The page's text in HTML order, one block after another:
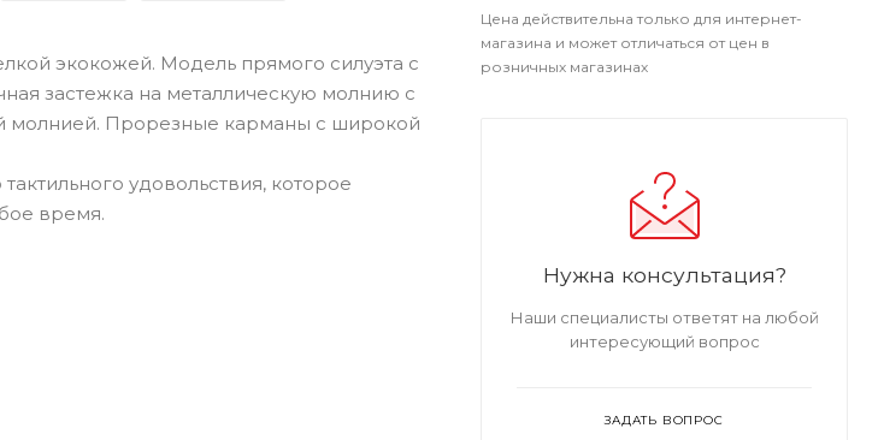
экокожей. Модель прямого силуэта с
застежка на металлическую молнию с
молнией. Прорезные карманы с широкой
удовольствия, которое
время.
Цена действительна только для интернет-
магазина и может отличаться от цен в
розничных магазинах
Нужна консультация?
Наши специалисты ответят на любой
интересующий вопрос
ЗАДАТЬ ВОПРОС